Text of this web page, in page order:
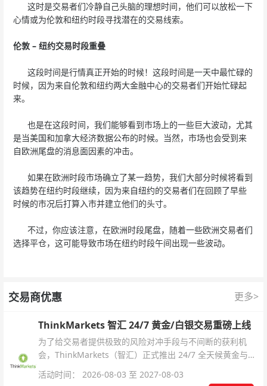
这时是交易者们冷静自己头脑的理想时间，他们可以放松一下
心情或为伦敦和纽约时段寻找潜在的交易线索。
伦敦 – 纽约交易时段重叠
这段时间是行情真正开始的时候！这段时间是一天中最忙碌的
时候，因为来自伦敦和纽约两大金融中心的交易者们开始忙碌起
来。
也是在这段时间，我们能够看到市场上的一些巨大波动，尤其
是当美国和加拿大经济数据公布的时候。当然，市场也会受到来
自欧洲尾盘的消息面因素的冲击。
如果在欧洲时段市场确立了某一趋势，我们大部分时候将看到
该趋势在纽约时段继续，因为来自纽约的交易者们在回顾了早些
时候的市况后打算入市并建立他们的头寸。
不过，你应该注意，在欧洲时段尾盘，随着一些欧洲交易者们
选择平仓，这可能导致市场在纽约时段午间出现一些波动。
交易商优惠 更多>
ThinkMarkets 智汇 24/7 黄金/白银交易重磅上线
为了给交易者提供极致的风险对冲手段与不间断的获利机
会，ThinkMarkets（智汇）正式推出 24/7 全天候黄金与白
银交易！本文将为您详细拆解本次升级的核心交易品种、杠
杆配置、支持软件及交易细则。
活动时间： 2026-08-03 至 2027-08-03